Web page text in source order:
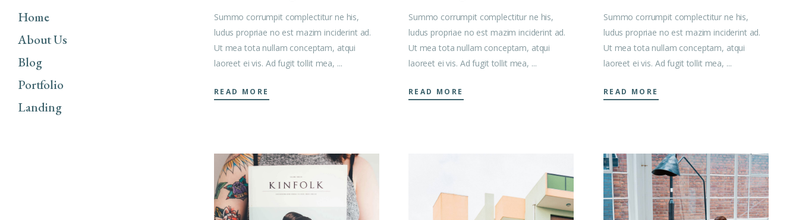
Home
About Us
Blog
Portfolio
Landing
Summo corrumpit complectitur ne his,
ludus propriae no est mazim inciderint ad.
Ut mea tota nullam conceptam, atqui
laoreet ei vis. Ad fugit tollit mea,
READ MORE
Summo corrumpit complectitur ne his,
ludus propriae no est mazim inciderint ad.
Ut mea tota nullam conceptam, atqui
laoreet ei vis. Ad fugit tollit mea,
READ MORE
Summo corrumpit complectitur ne his,
ludus propriae no est mazim inciderint ad.
Ut mea tota nullam conceptam, atqui
laoreet ei vis. Ad fugit tollit mea,
READ MORE